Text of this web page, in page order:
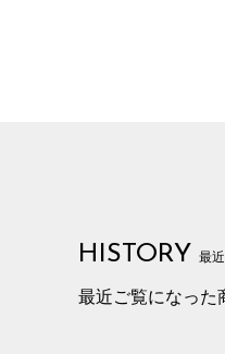
HISTORY 最
最近ご覧になった